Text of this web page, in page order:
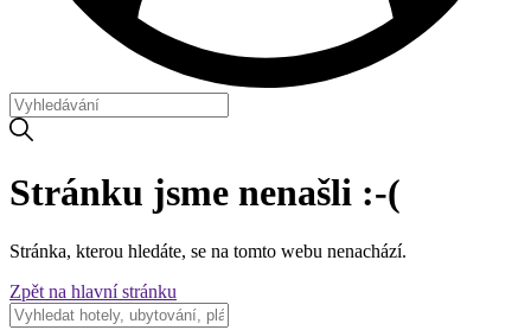
Stránku jsme nenašli :-(
Stránka, kterou hledáte, se na tomto webu nenachází.
Zpět na hlavní stránku